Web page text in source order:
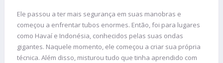
Ele passou a ter mais segurança em suas manobras e
começou a enfrentar tubos enormes. Então, foi para lugares
como Havaí e Indonésia, conhecidos pelas suas ondas
gigantes. Naquele momento, ele começou a criar sua própria
técnica. Além disso, misturou tudo que tinha aprendido com